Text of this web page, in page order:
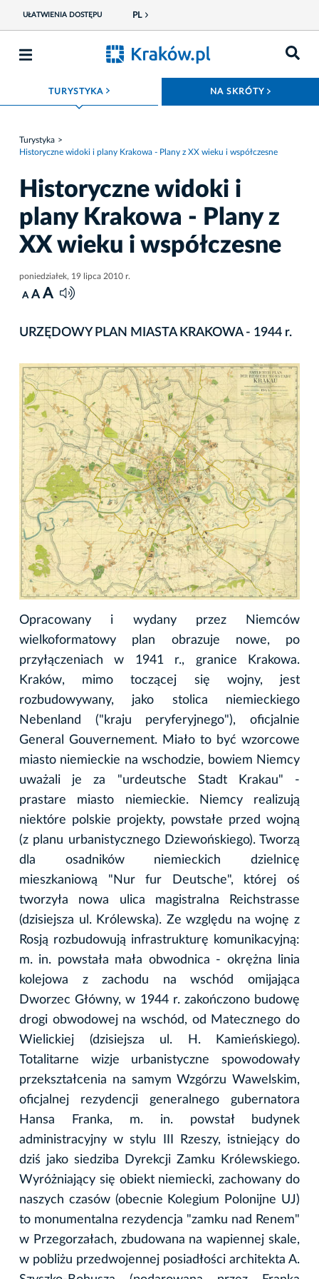
UŁATWIENIA DOSTĘPU PL
TURYSTYKA ROZWIŃ MENU NA SKRÓTY
Turystyka
Historyczne widoki i plany Krakowa - Plany z XX wieku i współczesne
Historyczne widoki i
plany Krakowa - Plany z
XX wieku i współczesne
poniedziałek, 19 lipca 2010 r.
A A A
URZĘDOWY PLAN MIASTA KRAKOWA - 1944 r.
Opracowany i wydany przez Niemców
wielkoformatowy plan obrazuje nowe, po
przyłączeniach w 1941 r., granice Krakowa.
Kraków, mimo toczącej się wojny, jest
rozbudowywany, jako stolica niemieckiego
Nebenland ("kraju peryferyjnego"), oficjalnie
General Gouvernement. Miało to być wzorcowe
miasto niemieckie na wschodzie, bowiem Niemcy
uważali je za "urdeutsche Stadt Krakau" -
prastare miasto niemieckie. Niemcy realizują
niektóre polskie projekty, powstałe przed wojną
(z planu urbanistycznego Dziewońskiego). Tworzą
dla osadników niemieckich dzielnicę
mieszkaniową "Nur fur Deutsche", której oś
tworzyła nowa ulica magistralna Reichstrasse
(dzisiejsza ul. Królewska). Ze względu na wojnę z
Rosją rozbudowują infrastrukturę komunikacyjną:
m. in. powstała mała obwodnica - okrężna linia
kolejowa z zachodu na wschód omijająca
Dworzec Główny, w 1944 r. zakończono budowę
drogi obwodowej na wschód, od Matecznego do
Wielickiej (dzisiejsza ul. H. Kamieńskiego).
Totalitarne wizje urbanistyczne spowodowały
przekształcenia na samym Wzgórzu Wawelskim,
oficjalnej rezydencji generalnego gubernatora
Hansa Franka, m. in. powstał budynek
administracyjny w stylu III Rzeszy, istniejący do
dziś jako siedziba Dyrekcji Zamku Królewskiego.
Wyróżniający się obiekt niemiecki, zachowany do
naszych czasów (obecnie Kolegium Polonijne UJ)
to monumentalna rezydencja "zamku nad Renem"
w Przegorzałach, zbudowana na wapiennej skale,
w pobliżu przedwojennej posiadłości architekta A.